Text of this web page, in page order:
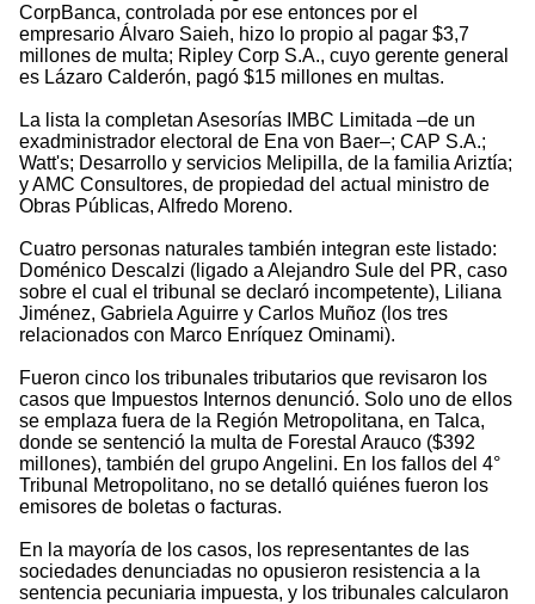
CorpBanca, controlada por ese entonces por el
empresario Álvaro Saieh, hizo lo propio al pagar $3,7
millones de multa; Ripley Corp S.A., cuyo gerente general
es Lázaro Calderón, pagó $15 millones en multas.
La lista la completan Asesorías IMBC Limitada –de un
exadministrador electoral de Ena von Baer–; CAP S.A.;
Watt's; Desarrollo y servicios Melipilla, de la familia Ariztía;
y AMC Consultores, de propiedad del actual ministro de
Obras Públicas, Alfredo Moreno.
Cuatro personas naturales también integran este listado:
Doménico Descalzi (ligado a Alejandro Sule del PR, caso
sobre el cual el tribunal se declaró incompetente), Liliana
Jiménez, Gabriela Aguirre y Carlos Muñoz (los tres
relacionados con Marco Enríquez Ominami).
Fueron cinco los tribunales tributarios que revisaron los
casos que Impuestos Internos denunció. Solo uno de ellos
se emplaza fuera de la Región Metropolitana, en Talca,
donde se sentenció la multa de Forestal Arauco ($392
millones), también del grupo Angelini. En los fallos del 4°
Tribunal Metropolitano, no se detalló quiénes fueron los
emisores de boletas o facturas.
En la mayoría de los casos, los representantes de las
sociedades denunciadas no opusieron resistencia a la
sentencia pecuniaria impuesta, y los tribunales calcularon